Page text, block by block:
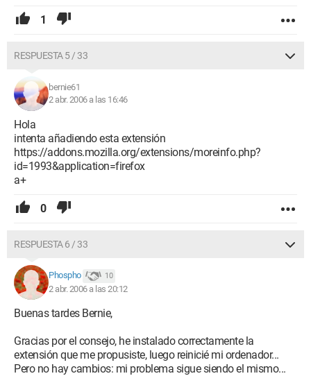
1
RESPUESTA 5 / 33
bernie61
2 abr. 2006 a las 16:46
Hola
intenta añadiendo esta extensión
https://addons.mozilla.org/extensions/moreinfo.php?
id=1993&application=firefox
a+
0
RESPUESTA 6 / 33
Phospho 10
2 abr. 2006 a las 20:12
Buenas tardes Bernie,
Gracias por el consejo, he instalado correctamente la
extensión que me propusiste, luego reinicié mi ordenador...
Pero no hay cambios: mi problema sigue siendo el mismo...